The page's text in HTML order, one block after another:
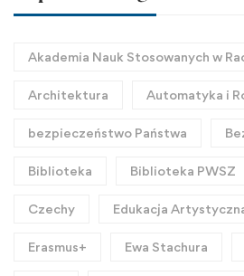
Akademia Nauk Stosowanych w
Architektura Automatyka i
bezpieczeństwo Państwa
Biblioteka Biblioteka PWSZ
Czechy Edukacja
Erasmus+ Ewa Stachura